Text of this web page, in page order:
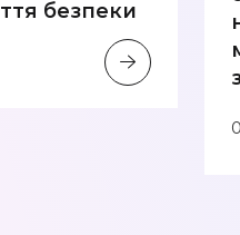
безпеки